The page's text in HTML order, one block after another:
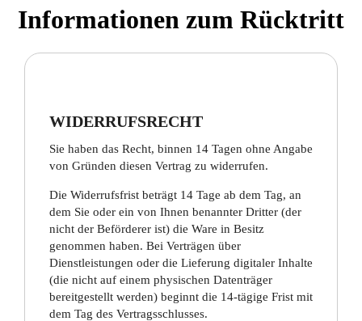
Informationen zum Rücktritt
WIDERRUFSRECHT
Sie haben das Recht, binnen 14 Tagen ohne Angabe
von Gründen diesen Vertrag zu widerrufen.
Die Widerrufsfrist beträgt 14 Tage ab dem Tag, an
dem Sie oder ein von Ihnen benannter Dritter (der
nicht der Beförderer ist) die Ware in Besitz
genommen haben. Bei Verträgen über
Dienstleistungen oder die Lieferung digitaler Inhalte
(die nicht auf einem physischen Datenträger
bereitgestellt werden) beginnt die 14-tägige Frist mit
dem Tag des Vertragsschlusses.